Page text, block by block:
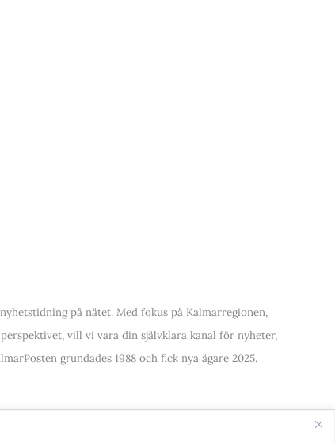
på nätet. Med fokus på Kalmarregionen,
vill vi vara din självklara kanal för nyheter,
grundades 1988 och fick nya ägare 2025.